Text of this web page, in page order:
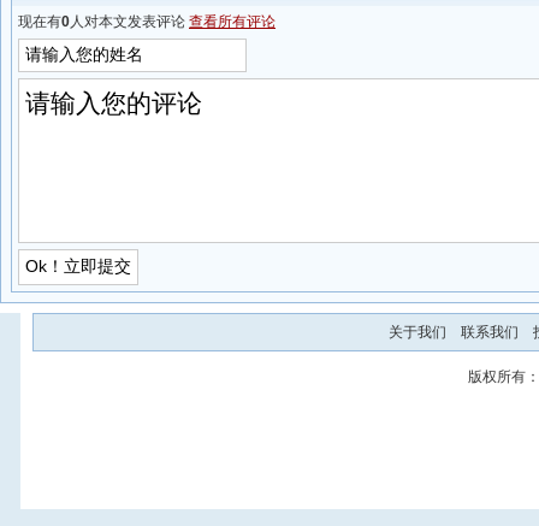
现在有0人对本文发表评论 查看所有评论
关于我们 联系我们
版权所有：